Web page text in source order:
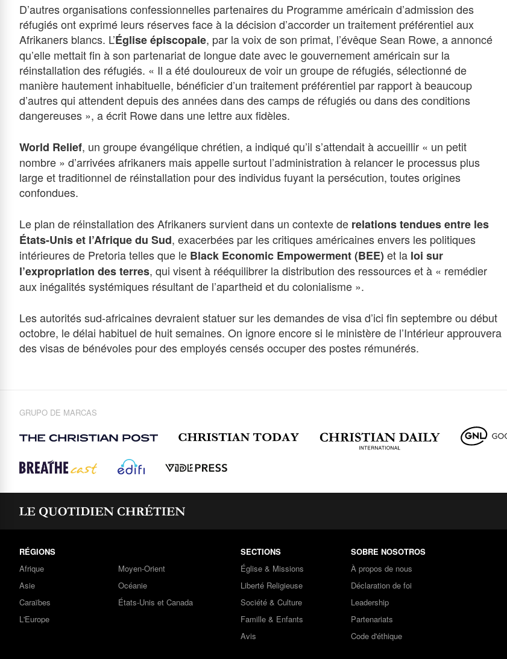
D’autres organisations confessionnelles partenaires du Programme américain d’admission des
réfugiés ont exprimé leurs réserves face à la décision d’accorder un traitement préférentiel aux
Afrikaners blancs. L’Église épiscopale, par la voix de son primat, l’évêque Sean Rowe, a annoncé
qu’elle mettait fin à son partenariat de longue date avec le gouvernement américain sur la
réinstallation des réfugiés. « Il a été douloureux de voir un groupe de réfugiés, sélectionné de
manière hautement inhabituelle, bénéficier d’un traitement préférentiel par rapport à beaucoup
d’autres qui attendent depuis des années dans des camps de réfugiés ou dans des conditions
dangereuses », a écrit Rowe dans une lettre aux fidèles.
World Relief, un groupe évangélique chrétien, a indiqué qu’il s’attendait à accueillir « un petit
nombre » d’arrivées afrikaners mais appelle surtout l’administration à relancer le processus plus
large et traditionnel de réinstallation pour des individus fuyant la persécution, toutes origines
confondues.
Le plan de réinstallation des Afrikaners survient dans un contexte de relations tendues entre les
États-Unis et l’Afrique du Sud, exacerbées par les critiques américaines envers les politiques
intérieures de Pretoria telles que le Black Economic Empowerment (BEE) et la loi sur
l’expropriation des terres, qui visent à rééquilibrer la distribution des ressources et à « remédier
aux inégalités systémiques résultant de l’apartheid et du colonialisme ».
Les autorités sud-africaines devraient statuer sur les demandes de visa d’ici fin septembre ou début
octobre, le délai habituel de huit semaines. On ignore encore si le ministère de l’Intérieur approuvera
des visas de bénévoles pour des employés censés occuper des postes rémunérés.
GRUPO DE MARCAS
RÉGIONS
Afrique
Asie
Caraïbes
L'Europe
Moyen-Orient
Océanie
États-Unis et Canada
SECTIONS
Église & Missions
Liberté Religieuse
Société & Culture
Famille & Enfants
Avis
SOBRE NOSOTROS
À propos de nous
Déclaration de foi
Leadership
Partenariats
Code d'éthique